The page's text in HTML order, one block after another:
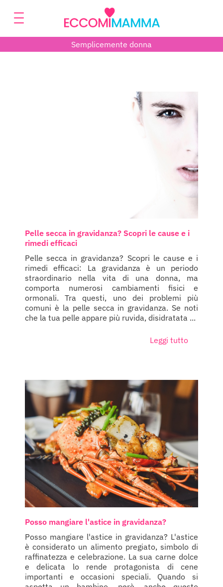
Semplicemente donna
Pelle secca in gravidanza? Scopri le cause e i
rimedi efficaci
Pelle secca in gravidanza? Scopri le cause e i
rimedi efficaci: La gravidanza è un periodo
straordinario nella vita di una donna, ma
comporta numerosi cambiamenti fisici e
ormonali. Tra questi, uno dei problemi più
comuni è la pelle secca in gravidanza. Se noti
che la tua pelle appare più ruvida, disidratata ...
Leggi tutto
Posso mangiare l'astice in gravidanza?
Posso mangiare l'astice in gravidanza? L'astice
è considerato un alimento pregiato, simbolo di
raffinatezza e celebrazione. La sua carne dolce
e delicata lo rende protagonista di cene
importanti e occasioni speciali. Quando si